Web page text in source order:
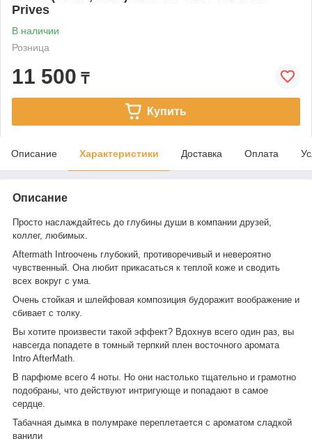
Prives
В наличии
Розница
11 500 ₸
Купить
Описание Характеристики Доставка Оплата
Описание
Просто наслаждайтесь до глубины души в компании друзей,
коллег, любимых.
Aftermath Introочень глубокий, противоречивый и невероятно
чувственный. Она любит прикасаться к теплой коже и сводить
всех вокруг с ума.
Очень стойкая и шлейфовая композиция будоражит воображение и
сбивает с толку.
Вы хотите произвести такой эффект? Вдохнув всего один раз, вы
навсегда попадете в томный терпкий плен восточного аромата
Intro AfterMath.
В парфюме всего 4 ноты.
Но они настолько тщательно и грамотно
подобраны, что действуют интригующе и попадают в самое
сердце.
Табачная дымка в полумраке переплетается с ароматом сладкой
ванили